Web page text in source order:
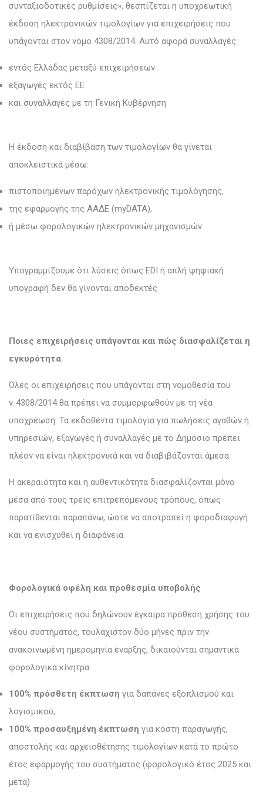
συνταξιοδοτικές ρυθμίσεις», θεσπίζεται η υποχρεωτική
έκδοση ηλεκτρονικών τιμολογίων για επιχειρήσεις που
υπάγονται στον νόμο 4308/2014. Αυτό αφορά συναλλαγές:
εντός Ελλάδας μεταξύ επιχειρήσεων
εξαγωγές εκτός ΕΕ
και συναλλαγές με τη Γενική Κυβέρνηση
Η έκδοση και διαβίβαση των τιμολογίων θα γίνεται
αποκλειστικά μέσω:
πιστοποιημένων παρόχων ηλεκτρονικής τιμολόγησης,
της εφαρμογής της ΑΑΔΕ (myDATA),
ή μέσω φορολογικών ηλεκτρονικών μηχανισμών.
Υπογραμμίζουμε ότι λύσεις όπως EDI ή απλή ψηφιακή
υπογραφή δεν θα γίνονται αποδεκτές
Ποιες επιχειρήσεις υπάγονται και πώς διασφαλίζεται η
εγκυρότητα
Όλες οι επιχειρήσεις που υπάγονται στη νομοθεσία του
ν. 4308/2014 θα πρέπει να συμμορφωθούν με τη νέα
υποχρέωση. Τα εκδοθέντα τιμολόγια για πωλήσεις αγαθών ή
υπηρεσιών, εξαγωγές ή συναλλαγές με το Δημόσιο πρέπει
πλέον να είναι ηλεκτρονικά και να διαβιβάζονται άμεσα.
Η ακεραιότητα και η αυθεντικότητα διασφαλίζονται μόνο
μέσα από τους τρεις επιτρεπόμενους τρόπους, όπως
παρατίθενται παραπάνω, ώστε να αποτραπεί η φοροδιαφυγή
και να ενισχυθεί η διαφάνεια.
Φορολογικά οφέλη και προθεσμία υποβολής
Οι επιχειρήσεις που δηλώνουν έγκαιρα πρόθεση χρήσης του
νέου συστήματος, τουλάχιστον δύο μήνες πριν την
ανακοινωμένη ημερομηνία έναρξης, δικαιούνται σημαντικά
φορολογικά κίνητρα:
100% πρόσθετη έκπτωση για δαπάνες εξοπλισμού και
λογισμικού,
100% προσαυξημένη έκπτωση για κόστη παραγωγής,
αποστολής και αρχειοθέτησης τιμολογίων κατά το πρώτο
έτος εφαρμογής του συστήματος (φορολογικό έτος 2025 και
μετά)